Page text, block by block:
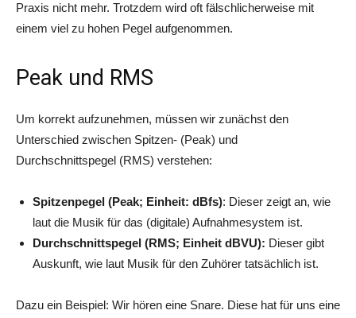
Praxis nicht mehr. Trotzdem wird oft fälschlicherweise mit
einem viel zu hohen Pegel aufgenommen.
Peak und RMS
Um korrekt aufzunehmen, müssen wir zunächst den
Unterschied zwischen Spitzen- (Peak) und
Durchschnittspegel (RMS) verstehen:
Spitzenpegel (Peak; Einheit: dBfs): Dieser zeigt an, wie
laut die Musik für das (digitale) Aufnahmesystem ist.
Durchschnittspegel (RMS; Einheit dBVU): Dieser gibt
Auskunft, wie laut Musik für den Zuhörer tatsächlich ist.
Dazu ein Beispiel: Wir hören eine Snare. Diese hat für uns eine